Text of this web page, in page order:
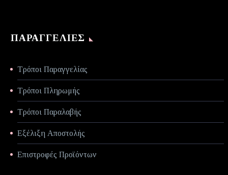
ΠΑΡΑΓΓΕΛΊΕΣ
Τρόποι Παραγγελίας
Τρόποι Πληρωμής
Τρόποι Παραλαβής
Εξέλιξη Αποστολής
Επιστροφές Προϊόντων